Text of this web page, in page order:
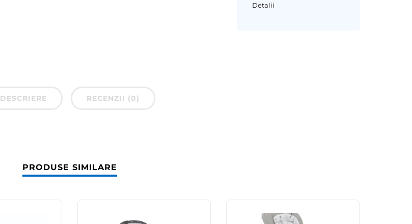
Detalii
DESCRIERE RECENZII (0)
PRODUSE SIMILARE
Out of stock